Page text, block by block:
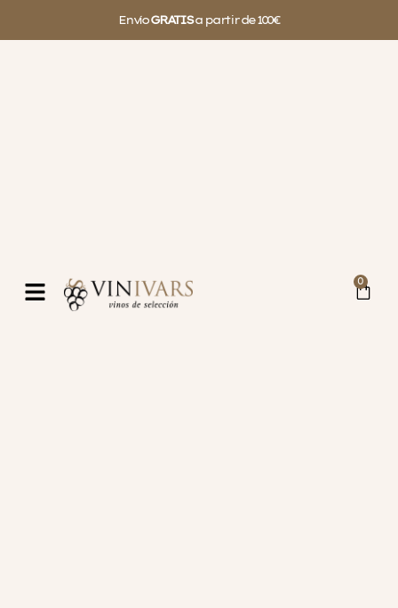
EnvíoGRATISa partir de 100€
0